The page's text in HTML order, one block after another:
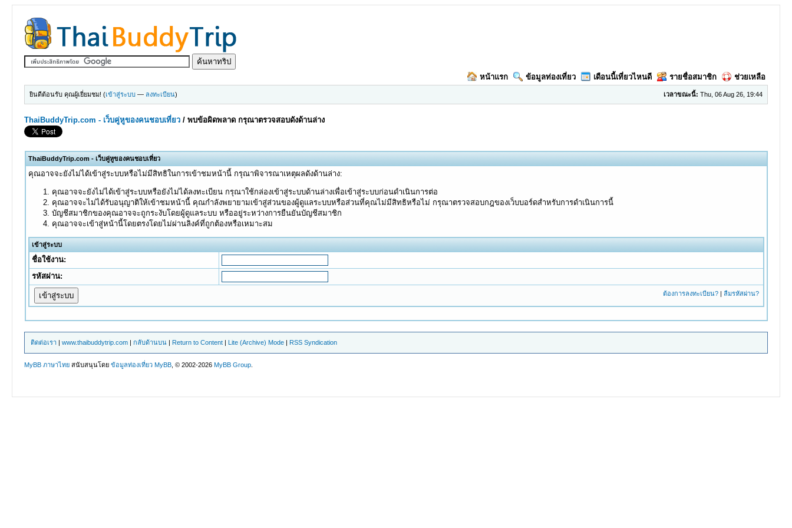
หน้าแรก ข้อมูลท่องเที่ยว เดือนนี้เที่ยวไหนดี รายชื่อสมาชิก ช่วยเหลือ
เวลาขณะนี้: Thu, 06 Aug 26, 19:44
ยินดีต้อนรับ คุณผู้เยี่ยมชม! (เข้าสู่ระบบ — ลงทะเบียน)
ThaiBuddyTrip.com - เว็บคู่หูของคนชอบเที่ยว /พบข้อผิดพลาด กรุณาตรวจสอบดังด้านล่าง
ThaiBuddyTrip.com - เว็บคู่หูของคนชอบเที่ยว
คุณอาจจะยังไม่ได้เข้าสู่ระบบหรือไม่มีสิทธิในการเข้าชมหน้านี้ กรุณาพิจารณาเหตุผลดังด้านล่าง:
คุณอาจจะยังไม่ได้เข้าสู่ระบบหรือยังไม่ได้ลงทะเบียน กรุณาใช้กล่องเข้าสู่ระบบด้านล่างเพื่อเข้าสู่ระบบก่อนดำเนินการต่อ
คุณอาจจะไม่ได้รับอนุญาติให้เข้าชมหน้านี้ คุณกำลังพยายามเข้าสู่ส่วนของผู้ดูแลระบบหรือส่วนที่คุณไม่มีสิทธิหรือไม่ กรุณาตรวจสอบกฎของเว็บบอร์ดสำหรับการดำเนินการนี้
บัญชีสมาชิกของคุณอาจจะถูกระงับโดยผู้ดูแลระบบ หรืออยู่ระหว่างการยืนยันบัญชีสมาชิก
คุณอาจจะเข้าสู่หน้านี้โดยตรงโดยไม่ผ่านลิงค์ที่ถูกต้องหรือเหมาะสม
เข้าสู่ระบบ
ชื่อใช้งาน:
รหัสผ่าน:
ต้องการลงทะเบียน?| ลืมรหัสผ่าน?
ติดต่อเรา |www.thaibuddytrip.com |กลับด้านบน | Return to Content | Lite (Archive) Mode | RSS Syndication
MyBB ภาษาไทย สนับสนุนโดยข้อมูลท่องเที่ยว MyBB , © 2002-2026MyBB Group